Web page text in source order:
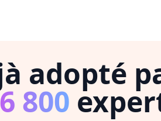
adopté
6 800